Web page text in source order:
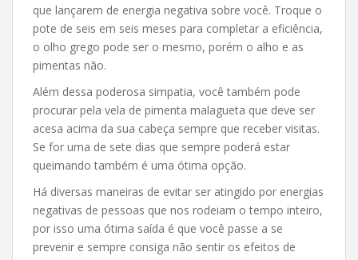
que lançarem de energia negativa sobre você. Troque o
pote de seis em seis meses para completar a eficiência,
o olho grego pode ser o mesmo, porém o alho e as
pimentas não.
Além dessa poderosa simpatia, você também pode
procurar pela vela de pimenta malagueta que deve ser
acesa acima da sua cabeça sempre que receber visitas.
Se for uma de sete dias que sempre poderá estar
queimando também é uma ótima opção.
Há diversas maneiras de evitar ser atingido por energias
negativas de pessoas que nos rodeiam o tempo inteiro,
por isso uma ótima saída é que você passe a se
prevenir e sempre consiga não sentir os efeitos de